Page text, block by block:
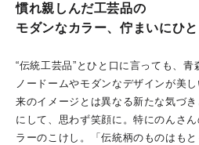
慣れ親しんだ工芸品の
モダンなカラー、佇まいにひ
“伝統工芸品”とひと口に言っても、
ノードームやモダンなデザインが美
来のイメージとは異なる新たな気づ
にして、思わず笑顔に。特にのんさ
ラーのこけし。「伝統柄のものはも